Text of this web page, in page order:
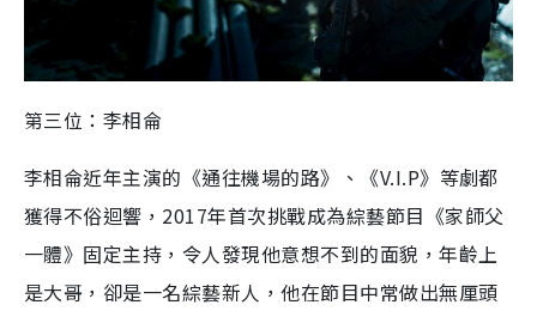
第三位：李相侖
李相侖近年主演的《通往機場的路》、《V.I.P》等劇都
獲得不俗迴響， 2017年首次挑戰成為綜藝節目《家師父
一體》固定主持，令人發現他意想不到的面貌，年齡上
是大哥 ， 卻是一名綜藝新人，他在節目中常做出無厘頭